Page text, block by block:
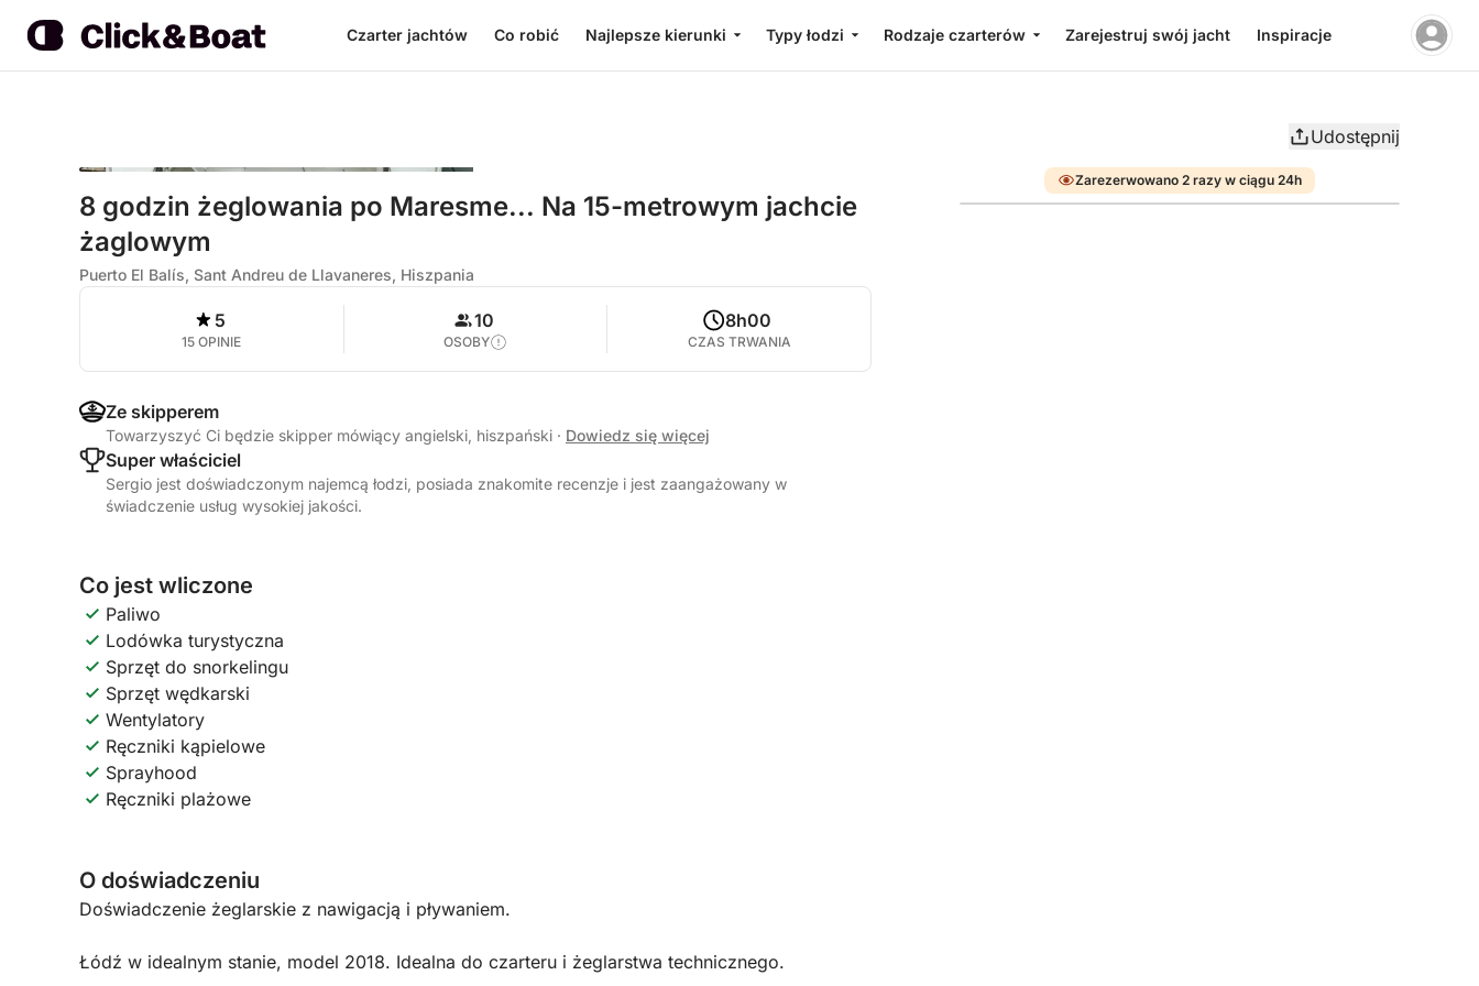
Czarter jachtów Co robić Najlepsze kierunki Typy łodzi Rodzaje czarterów Zarejestruj swój jacht Inspiracje
Udostępnij
8 godzin żeglowania po Maresme... Na 15-metrowym jachcie
żaglowym
Puerto El Balís, Sant Andreu de Llavaneres, Hiszpania
5
15 OPINIE
10
OSOBY
8h00
CZAS TRWANIA
Ze skipperem
Towarzyszyć Ci będzie skipper mówiący angielski, hiszpański · Dowiedz się więcej
Super właściciel
Sergio jest doświadczonym najemcą łodzi, posiada znakomite recenzje i jest zaangażowany w
świadczenie usług wysokiej jakości.
Co jest wliczone
Paliwo
Lodówka turystyczna
Sprzęt do snorkelingu
Sprzęt wędkarski
Wentylatory
Ręczniki kąpielowe
Sprayhood
Ręczniki plażowe
O doświadczeniu
Doświadczenie żeglarskie z nawigacją i pływaniem.
Łódź w idealnym stanie, model 2018. Idealna do czarteru i żeglarstwa technicznego.
Zarezerwowano 2 razy w ciągu 24h